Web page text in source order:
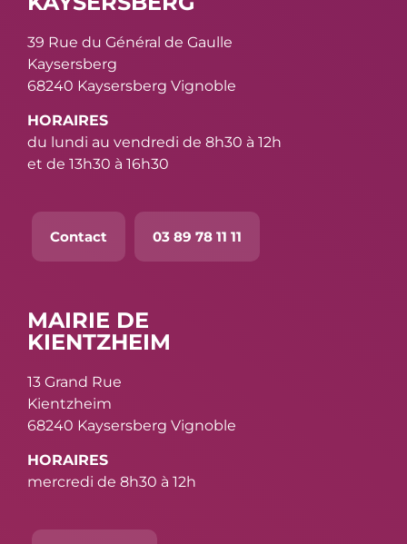
39 Rue du Général de Gaulle
Kaysersberg
68240 Kaysersberg Vignoble
HORAIRES
du lundi au vendredi de 8h30 à 12h
et de 13h30 à 16h30
Contact 03 89 78 11 11
MAIRIE DE
KIENTZHEIM
13 Grand Rue
Kientzheim
68240 Kaysersberg Vignoble
HORAIRES
mercredi de 8h30 à 12h